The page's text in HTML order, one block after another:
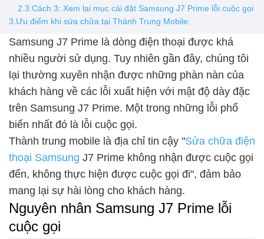
2.3.Cách 3: Xem lại mục cài đặt Samsung J7 Prime lỗi cuộc gọi
3.Ưu điểm khi sửa chữa tại Thành Trung Mobile:
Samsung J7 Prime là dòng điện thoại được khá
nhiều người sử dụng. Tuy nhiên gần đây, chúng tôi
lại thường xuyên nhận được những phàn nàn của
khách hàng về các lỗi xuất hiện với mật độ dày đặc
trên Samsung J7 Prime. Một trong những lỗi phổ
biến nhất đó là lỗi cuộc gọi.
Thành trung mobile là địa chỉ tin cậy "Sửa chữa điện
thoại Samsung J7 Prime không nhận được cuộc gọi
đến, không thực hiện được cuộc gọi đi", đảm bảo
mang lại sự hài lòng cho khách hàng.
Nguyên nhân Samsung J7 Prime lỗi
cuộc gọi